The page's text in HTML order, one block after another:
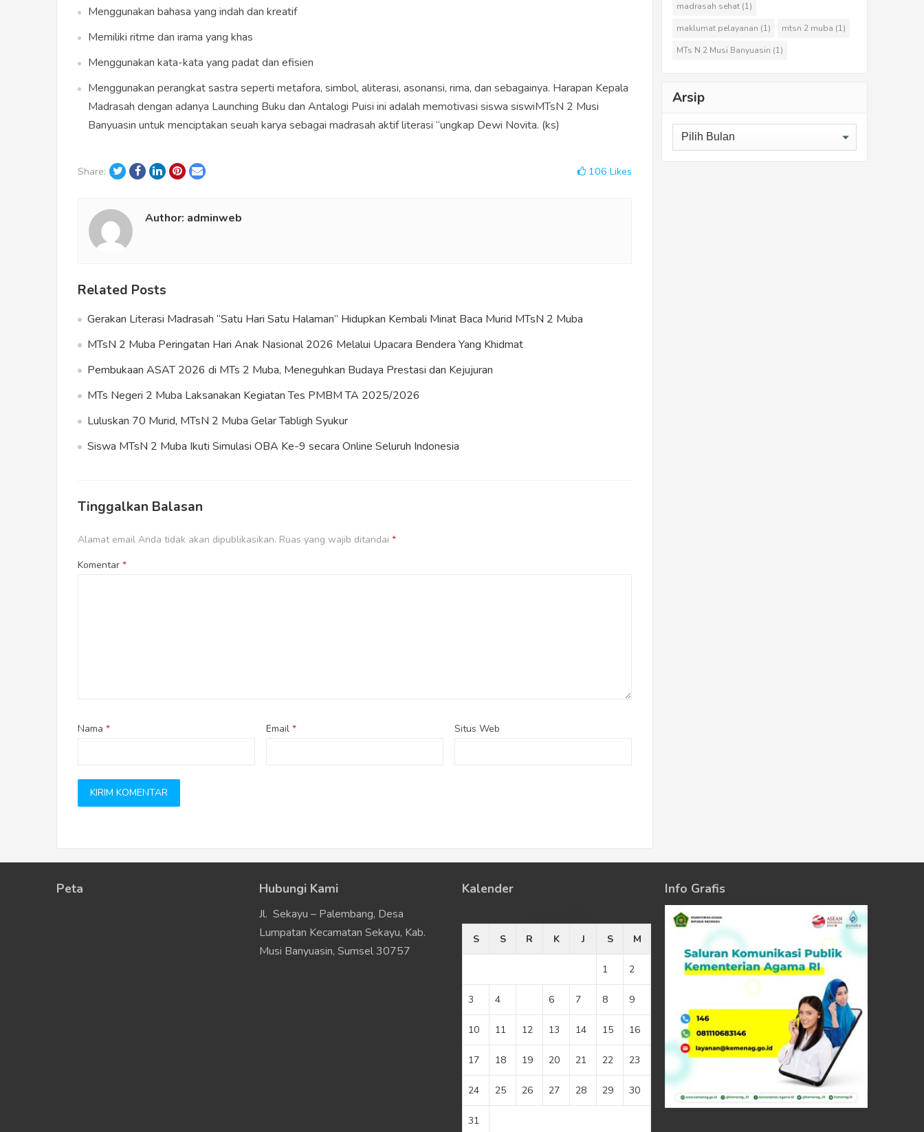
Menggunakan bahasa yang indah dan kreatif
Memiliki ritme dan irama yang khas
Menggunakan kata-kata yang padat dan efisien
Menggunakan perangkat sastra seperti metafora, simbol, aliterasi, asonansi, rima, dan sebagainya. Harapan Kepala
Madrasah dengan adanya Launching Buku dan Antalogi Puisi ini adalah memotivasi siswa siswiMTsN 2 Musi
Banyuasin untuk menciptakan seuah karya sebagai madrasah aktif literasi “ungkap Dewi Novita. (ks)
Share: TwitterFacebook
LinkedInPinterest
Email 106 Likes
Author: adminweb
Related Posts
Gerakan Literasi Madrasah “Satu Hari Satu Halaman” Hidupkan Kembali Minat Baca Murid MTsN 2 Muba
MTsN 2 Muba Peringatan Hari Anak Nasional 2026 Melalui Upacara Bendera Yang Khidmat
Pembukaan ASAT 2026 di MTs 2 Muba, Meneguhkan Budaya Prestasi dan Kejujuran
MTs Negeri 2 Muba Laksanakan Kegiatan Tes PMBM TA 2025/2026
Luluskan 70 Murid, MTsN 2 Muba Gelar Tabligh Syukur
Siswa MTsN 2 Muba Ikuti Simulasi OBA Ke-9 secara Online Seluruh Indonesia
Tinggalkan Balasan
Alamat email Anda tidak akan dipublikasikan. Ruas yang wajib ditandai *
Komentar *
Nama * Email* Situs Web
madrasah sehat (1)
maklumat pelayanan (1) mtsn 2 muba (1)
MTs N 2 Musi Banyuasin (1)
Arsip
Arsip
Peta Hubungi Kami
Jl. Sekayu – Palembang, Desa
Lumpatan Kecamatan Sekayu, Kab.
Musi Banyuasin, Sumsel 30757
Kalender
S
S R K J S M
1 2
3 4 6 7 8 9
10 11 12 13 14 15 16
17 18 19 20 21 22 23
24 25 26 27 28 29 30
31
Info Grafis